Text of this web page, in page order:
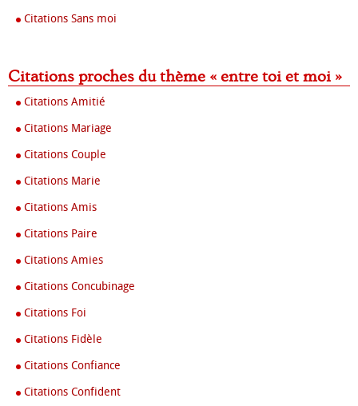
Citations Sans moi
Citations proches du thème « entre toi et moi »
Citations Amitié
Citations Mariage
Citations Couple
Citations Marie
Citations Amis
Citations Paire
Citations Amies
Citations Concubinage
Citations Foi
Citations Fidèle
Citations Confiance
Citations Confident